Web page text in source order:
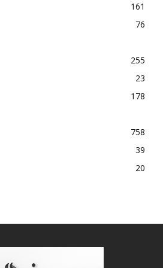
161
76
255
23
178
758
39
20